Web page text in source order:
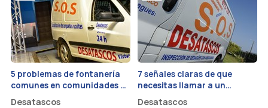
5 problemas de fontanería
comunes en comunidades de
vecinos y cómo prevenirlos
Desatascos
7 señales claras de que
necesitas llamar a un
fontanero urgente
Desatascos